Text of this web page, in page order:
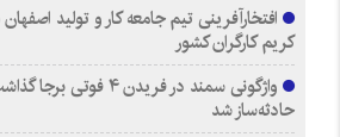
افتخارآفرینی تیم جامعه کار و تولید
کریم کارگران کشور
واژگونی سمند در فریدن
حادثه‌ساز شد